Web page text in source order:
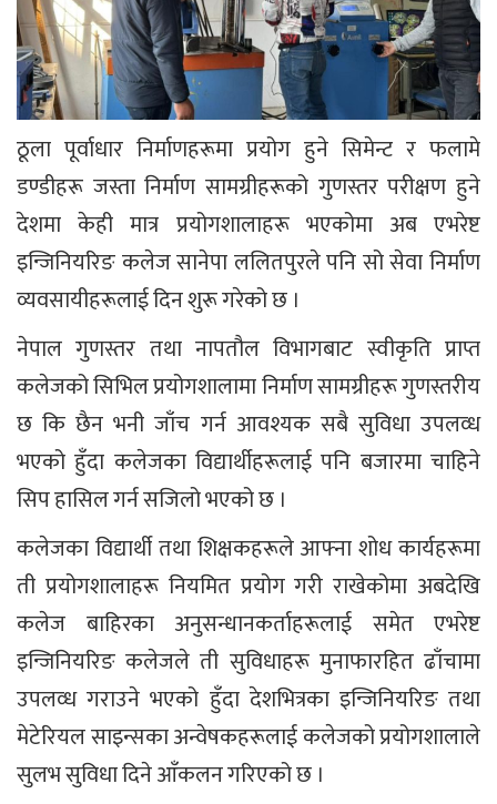
ठूला पूर्वाधार निर्माणहरूमा प्रयोग हुने सिमेन्ट र फलामे
डण्डीहरू जस्ता निर्माण सामग्रीहरूको गुणस्तर परीक्षण हुने
देशमा केही मात्र प्रयोगशालाहरू भएकोमा अब एभरेष्ट
इन्जिनियरिङ कलेज सानेपा ललितपुरले पनि सो सेवा निर्माण
व्यवसायीहरूलाई दिन शुरू गरेको छ ।
नेपाल गुणस्तर तथा नापतौल विभागबाट स्वीकृति प्राप्त
कलेजको सिभिल प्रयोगशालामा निर्माण सामग्रीहरू गुणस्तरीय
छ कि छैन भनी जाँच गर्न आवश्यक सबै सुविधा उपलव्ध
भएको हुँदा कलेजका विद्यार्थीहरूलाई पनि बजारमा चाहिने
सिप हासिल गर्न सजिलो भएको छ ।
कलेजका विद्यार्थी तथा शिक्षकहरूले आफ्ना शोध कार्यहरूमा
ती प्रयोगशालाहरू नियमित प्रयोग गरी राखेकोमा अबदेखि
कलेज बाहिरका अनुसन्धानकर्ताहरूलाई समेत एभरेष्ट
इन्जिनियरिङ कलेजले ती सुविधाहरू मुनाफारहित ढाँचामा
उपलव्ध गराउने भएको हुँदा देशभित्रका इन्जिनियरिङ तथा
मेटेरियल साइन्सका अन्वेषकहरूलाई कलेजको प्रयोगशालाले
सुलभ सुविधा दिने आँकलन गरिएको छ ।